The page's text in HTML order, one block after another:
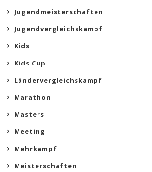
Jugendmeisterschaften
Jugendvergleichskampf
Kids
Kids Cup
Ländervergleichskampf
Marathon
Masters
Meeting
Mehrkampf
Meisterschaften